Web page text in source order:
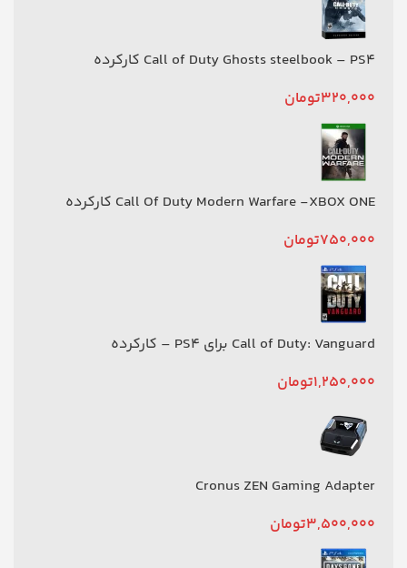
Call of Duty Ghosts steelbook – PS4 کارکرده
320,000تومان
Call Of Duty Modern Warfare -XBOX ONE کارکرده
750,000تومان
Call of Duty: Vanguard برای PS4 – کارکرده
1,250,000تومان
Cronus ZEN Gaming Adapter
3,500,000تومان